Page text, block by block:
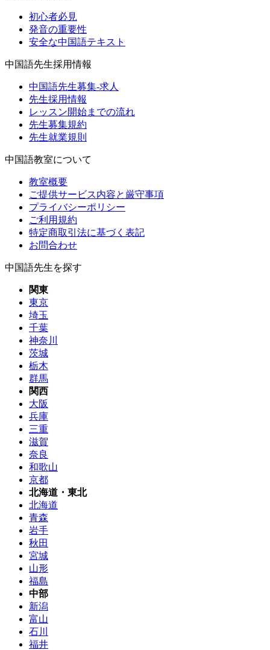
初心者必見
発音の重要性
安全な中国語テキスト
中国語先生採用情報
中国語先生募集-求人
先生採用情報
レッスン開始までの流れ
先生募集規約
先生就業規則
中国語教室について
教室概要
ご提供サービス内容と厳守事項
プライバシーポリシー
ご利用規約
特定商取引法に基づく表記
お問合わせ
中国語先生を探す
関東
東京
埼玉
千葉
神奈川
茨城
栃木
群馬
関西
大阪
兵庫
三重
滋賀
奈良
和歌山
京都
北海道・東北
北海道
青森
岩手
秋田
宮城
山形
福島
中部
新潟
富山
石川
福井